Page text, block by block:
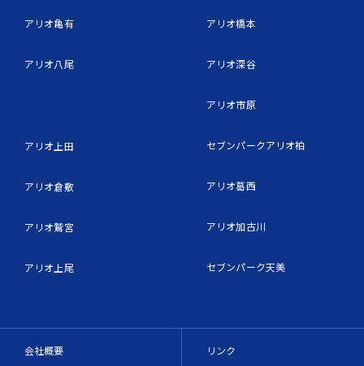
アリオ亀有
アリオ八尾
アリオ上田
アリオ倉敷
アリオ鷲宮
アリオ上尾
アリオ橋本
アリオ深谷
アリオ市原
セブンパークアリオ柏
アリオ葛西
アリオ加古川
セブンパーク天美
会社概要 リンク